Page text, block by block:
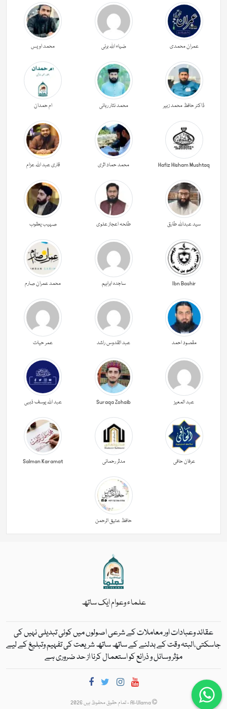
عمران محمدی ضیاء اللہ برنی محمد اویس
ڈاکٹر حافظ محمد زبیر محمد نثار ربانی ام حمدان
Hafiz Hisham Mushtaq محمد حماد اثری قاری عبد اللہ عزام
سید عبداللہ طارق طلحہ اعجاز علوی صہیب یعقوب
Ibn Bashir ساجدہ ابراہیم محمد عمران صارم
مقصود احمد عبد القدوس راشد عمر حیات
عبد المعیز Suraqa Zohaib عبد اللہ یوسف ذہبی
عرفان حافی مدثر رحمانی Salman Karamat
حافظ عتیق الرحمن
علماء وعوام ایک ساتھ
عقائد وعبادات اور معاملات کے شرعی اصولوں میں کوئی تبدیلی نہیں کی
جاسکتی،البتہ وقت کے بدلنے کے ساتھ ساتھ شریعت کی تفہیم وتبلیغ کے لیے
مؤثر وسائل و ذرائع کو استعمال کرنا از حد ضروری ہے
Al-Ulama - تمام حقوق محفوظ ہیں 2026